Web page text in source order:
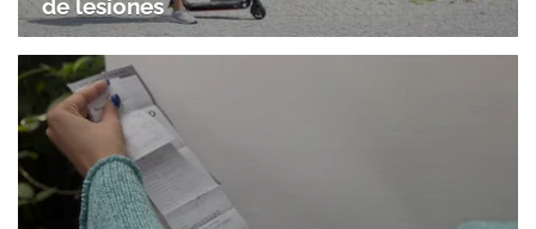
de lesiones